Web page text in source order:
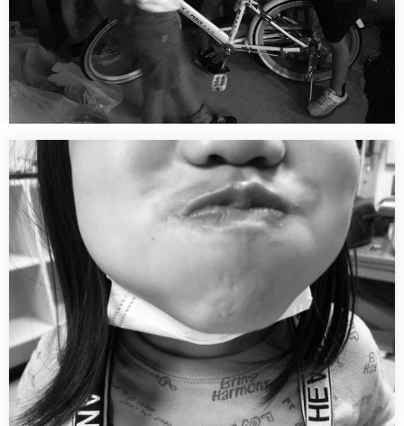
暗闇の中で子ども会議始まる。
子ども用自転車を1台頂いた。 こ…